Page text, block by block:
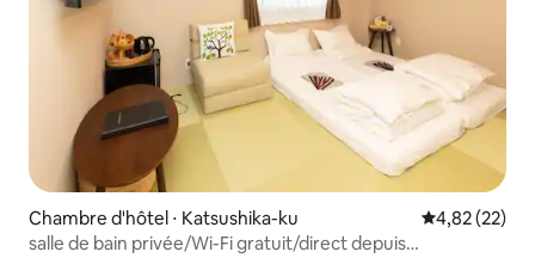
Chambre d'hôtel ⋅ Katsushika-ku Évaluation
4,82 (22)
salle de bain privée/Wi-Fi gratuit/direct depuis